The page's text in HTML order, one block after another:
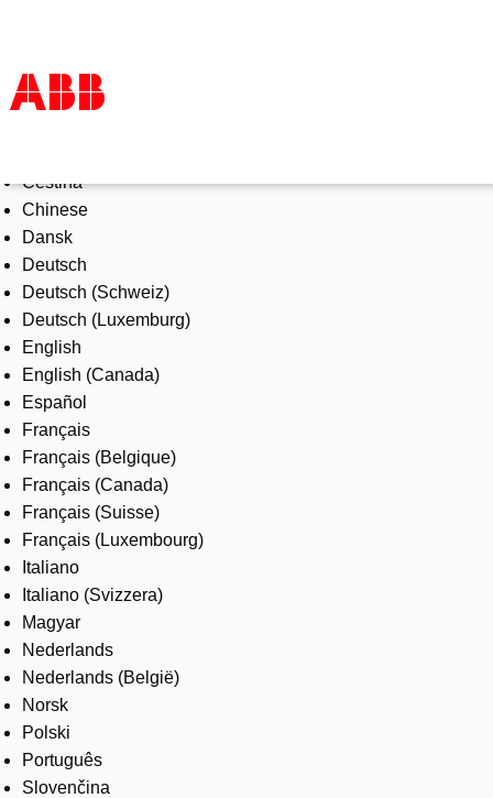
Products & Solutions
Industries
Services
About us
Where to buy
Contact us
Careers
Čeština
Chinese
Dansk
Deutsch
Deutsch (Schweiz)
Deutsch (Luxemburg)
English
English (Canada)
Español
Français
Français (Belgique)
Français (Canada)
Français (Suisse)
Français (Luxembourg)
Italiano
Italiano (Svizzera)
Magyar
Nederlands
Nederlands (België)
Norsk
Polski
Português
Slovenčina